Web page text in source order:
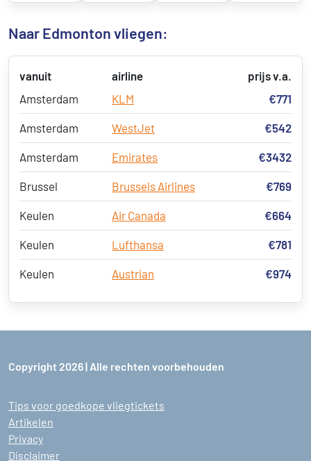
Naar Edmonton vliegen:
vanuit airline
prijs v.a.
Amsterdam
KLM €771
Amsterdam WestJet €542
Amsterdam Emirates €3432
Brussel Brussels Airlines €769
Keulen Air Canada €664
Keulen Lufthansa €781
Keulen Austrian €974
Copyright 2026 | Alle rechten voorbehouden
Tips voor goedkope vliegtickets
Artikelen
Privacy
Disclaimer